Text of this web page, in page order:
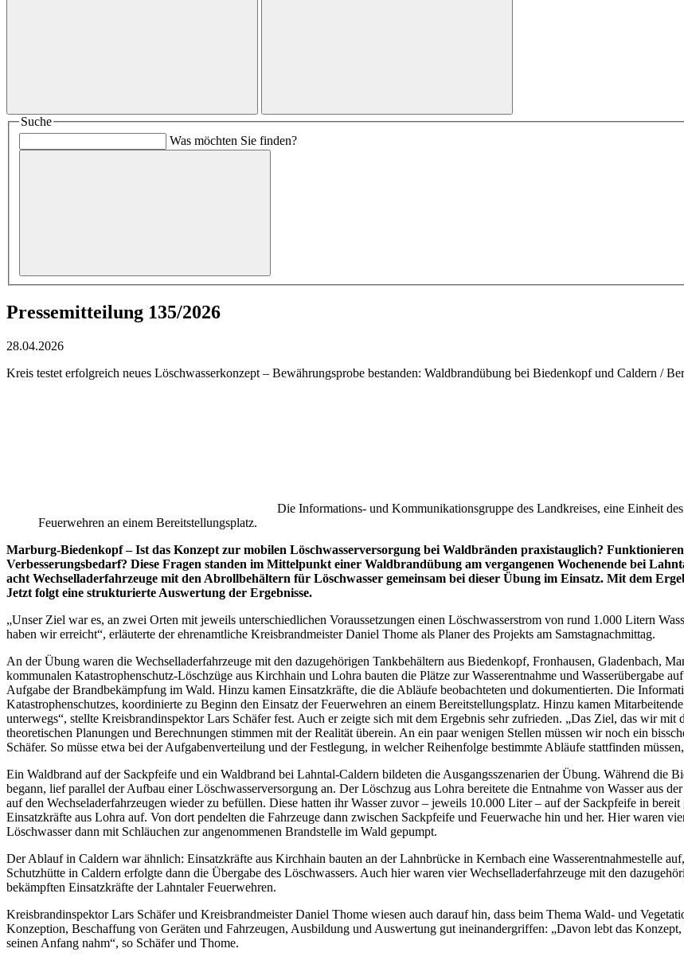
Suche
Was möchten Sie finden?
Pressemitteilung 135/2026
28.04.2026
Kreis testet erfolgreich neues Löschwasserkonzept – Bewährungsprobe bestanden: Waldbrandübung bei Biedenkopf und Caldern /
Die Informations- und Kommunikationsgruppe des Landkreises, eine Einheit
Feuerwehren an einem Bereitstellungsplatz.
Marburg-Biedenkopf – Ist das Konzept zur mobilen Löschwasserversorgung bei Waldbränden praxistauglich?
Verbesserungsbedarf? Diese Fragen standen im Mittelpunkt einer Waldbrandübung am vergangenen Wochenende bei
acht Wechselladerfahrzeuge mit den Abrollbehältern für Löschwasser gemeinsam bei dieser Übung im Einsatz. Mit dem
Jetzt folgt eine strukturierte Auswertung der Ergebnisse.
„Unser Ziel war es, an zwei Orten mit jeweils unterschiedlichen Voraussetzungen einen Löschwasserstrom von rund 1.000 Litern
haben wir erreicht“, erläuterte der ehrenamtliche Kreisbrandmeister Daniel Thome als Planer des Projekts am Samstagnachmittag.
An der Übung waren die Wechselladerfahrzeuge mit den dazugehörigen Tankbehältern aus Biedenkopf, Fronhausen, Gladenbach,
kommunalen Katastrophenschutz-Löschzüge aus Kirchhain und Lohra bauten die Plätze zur Wasserentnahme und Wasserübergabe
Aufgabe der Brandbekämpfung im Wald. Hinzu kamen Einsatzkräfte, die die Abläufe beobachteten und dokumentierten. Die
Katastrophenschutzes, koordinierte zu Beginn den Einsatz der Feuerwehren an einem Bereitstellungsplatz. Hinzu kamen
unterwegs“, stellte Kreisbrandinspektor Lars Schäfer fest. Auch er zeigte sich mit dem Ergebnis sehr zufrieden. „Das Ziel, das wir
theoretischen Planungen und Berechnungen stimmen mit der Realität überein. An ein paar wenigen Stellen müssen wir noch ein
Schäfer. So müsse etwa bei der Aufgabenverteilung und der Festlegung, in welcher Reihenfolge bestimmte Abläufe stattfinden
Ein Waldbrand auf der Sackpfeife und ein Waldbrand bei Lahntal-Caldern bildeten die Ausgangsszenarien der Übung. Während die
begann, lief parallel der Aufbau einer Löschwasserversorgung an. Der Löschzug aus Lohra bereitete die Entnahme von Wasser aus
auf den Wechseladerfahrzeugen wieder zu befüllen. Diese hatten ihr Wasser zuvor – jeweils 10.000 Liter – auf der Sackpfeife in
Einsatzkräfte aus Lohra auf. Von dort pendelten die Fahrzeuge dann zwischen Sackpfeife und Feuerwache hin und her. Hier waren
Löschwasser dann mit Schläuchen zur angenommenen Brandstelle im Wald gepumpt.
Der Ablauf in Caldern war ähnlich: Einsatzkräfte aus Kirchhain bauten an der Lahnbrücke in Kernbach eine Wasserentnahmestelle
Schutzhütte in Caldern erfolgte dann die Übergabe des Löschwassers. Auch hier waren vier Wechselladerfahrzeuge mit den
bekämpften Einsatzkräfte der Lahntaler Feuerwehren.
Kreisbrandinspektor Lars Schäfer und Kreisbrandmeister Daniel Thome wiesen auch darauf hin, dass beim Thema Wald- und
Konzeption, Beschaffung von Geräten und Fahrzeugen, Ausbildung und Auswertung gut ineinandergriffen: „Davon lebt das
seinen Anfang nahm“, so Schäfer und Thome.